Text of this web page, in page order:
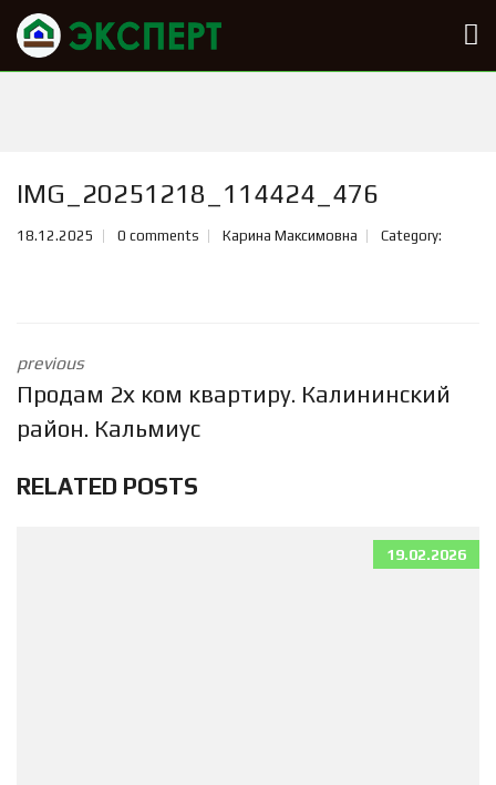
IMG_20251218_114424_476
18.12.2025 0 comments Карина Максимовна Category:
previous
Продам 2х ком квартиру. Калининский
район. Кальмиус
RELATED POSTS
19.02.2026